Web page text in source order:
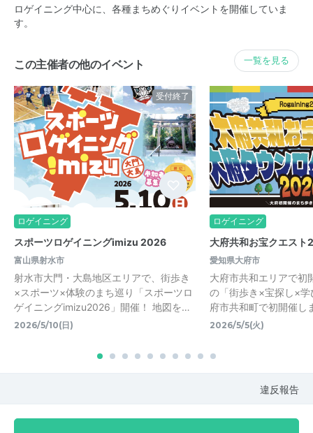
ロゲイニング中心に、各種まちめぐりイベントを開催していま
す。
この主催者の他のイベント 一覧を見る
受付終了
ロゲイニング
スポーツロゲイニングimizu 2026
富山県射水市
射水市大門・大島地区エリアで、街歩き
×スポーツ×体験のまち巡り「スポーツロ
ゲイニングimizu2026」開催！ 地図を…
2026/5/10(日)
ロゲイニング
大府共和お宝クエス
愛知県大府市
大府市共和エリアで初
の「街歩き×宝探し×
府市共和町で初開催
2026/5/5(火)
違反報告